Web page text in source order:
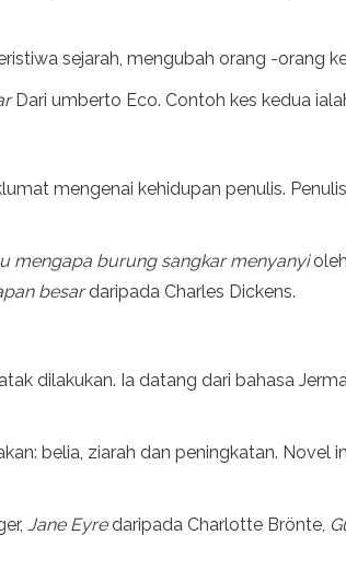
sejarah, mengubah orang -orang
Dari umberto Eco. Contoh kes kedua
mengenai kehidupan penulis.
mengapa burung sangkar menyanyi
besardaripada Charles Dickens.
dilakukan. Ia datang dari bahasa
belia, ziarah dan peningkatan.
Jane Eyredaripada Charlotte Brönte,